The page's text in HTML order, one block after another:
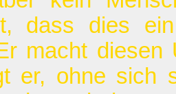
dass dies
macht diesen
er, ohne sich